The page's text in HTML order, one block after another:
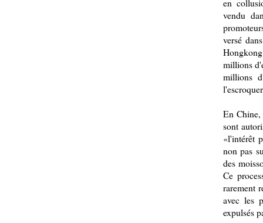
en
vendu
versé
millions
millions
En
sont
«l'intérêt
non pas
des
Ce
rarement
avec les
expulsés